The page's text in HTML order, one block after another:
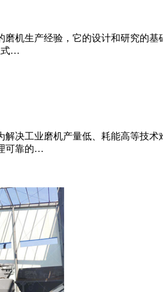
磨机生产经验，它的设计和研究的
式…
解决工业磨机产量低、耗能高等技
可靠的…